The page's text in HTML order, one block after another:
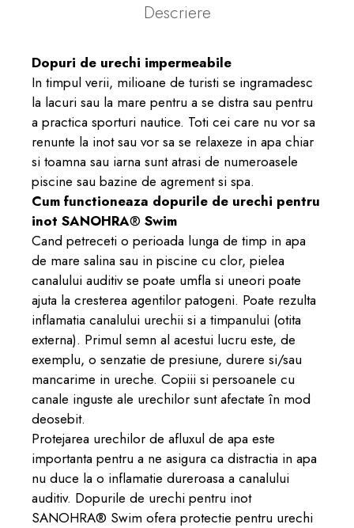
Descriere
Dopuri de urechi impermeabile
In timpul verii, milioane de turisti se ingramadesc
la lacuri sau la mare pentru a se distra sau pentru
a practica sporturi nautice. Toti cei care nu vor sa
renunte la inot sau vor sa se relaxeze in apa chiar
si toamna sau iarna sunt atrasi de numeroasele
piscine sau bazine de agrement si spa.
Cum functioneaza dopurile de urechi pentru
inot SANOHRA® Swim
Cand petreceti o perioada lunga de timp in apa
de mare salina sau in piscine cu clor, pielea
canalului auditiv se poate umfla si uneori poate
ajuta la cresterea agentilor patogeni. Poate rezulta
inflamatia canalului urechii si a timpanului (otita
externa). Primul semn al acestui lucru este, de
exemplu, o senzatie de presiune, durere si/sau
mancarime in ureche. Copiii si persoanele cu
canale inguste ale urechilor sunt afectate în mod
deosebit.
Protejarea urechilor de afluxul de apa este
importanta pentru a ne asigura ca distractia in apa
nu duce la o inflamatie dureroasa a canalului
auditiv. Dopurile de urechi pentru inot
SANOHRA® Swim ofera protectie pentru urechi